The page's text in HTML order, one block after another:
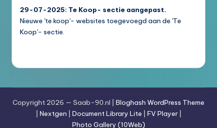
29-07-2025: Te Koop- sectie aangepast.
Nieuwe 'te koop'- websites toegevoegd aan de 'Te
Koop'- sectie.
Copyright 2026 — Saab-90.nl | Bloghash WordPress Theme
Nextgen Document Library Lite FV Player|
Photo Gallery (10Web)